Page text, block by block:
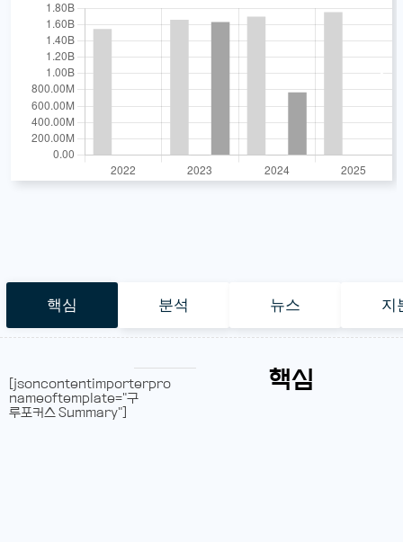
핵심 분석 뉴스 지
핵심
[jsoncontentimporterpro
nameoftemplate="구
루포커스 Summary"]